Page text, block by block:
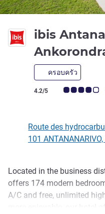
ibis
ครอบครัว
คะแนนความคิดเห็นจากแข
4.2/5
Route des
101
รายละเอียด
Located in the business
offers 174 modern
A/C and free, unlimited